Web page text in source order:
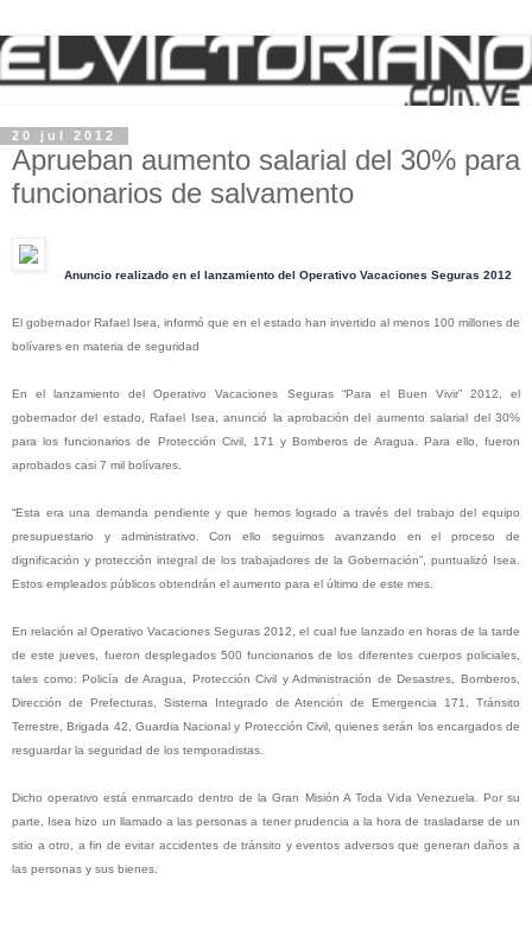
20 jul 2012
Aprueban aumento salarial del 30% para
funcionarios de salvamento
Anuncio realizado en el lanzamiento del Operativo Vacaciones Seguras 2012
El gobernador Rafael Isea, informó que en el estado han invertido al menos 100 millones de
bolívares en materia de seguridad
En el lanzamiento del Operativo Vacaciones Seguras “Para el Buen Vivir” 2012, el
gobernador del estado, Rafael Isea, anunció la aprobación del aumento salarial del 30%
para los funcionarios de Protección Civil, 171 y Bomberos de Aragua. Para ello, fueron
aprobados casi 7 mil bolívares.
“Esta era una demanda pendiente y que hemos logrado a través del trabajo del equipo
presupuestario y administrativo. Con ello seguimos avanzando en el proceso de
dignificación y protección integral de los trabajadores de la Gobernación”, puntualizó Isea.
Estos empleados públicos obtendrán el aumento para el último de este mes.
En relación al Operativo Vacaciones Seguras 2012, el cual fue lanzado en horas de la tarde
de este jueves, fueron desplegados 500 funcionarios de los diferentes cuerpos policiales,
tales como: Policía de Aragua, Protección Civil y Administración de Desastres, Bomberos,
Dirección de Prefecturas, Sistema Integrado de Atención de Emergencia 171, Tránsito
Terrestre, Brigada 42, Guardia Nacional y Protección Civil, quienes serán los encargados de
resguardar la seguridad de los temporadistas.
Dicho operativo está enmarcado dentro de la Gran Misión A Toda Vida Venezuela. Por su
parte, Isea hizo un llamado a las personas a tener prudencia a la hora de trasladarse de un
sitio a otro, a fin de evitar accidentes de tránsito y eventos adversos que generan daños a
las personas y sus bienes.